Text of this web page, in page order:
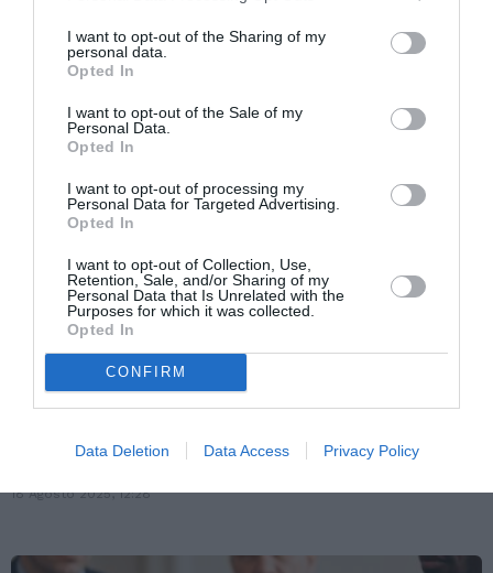
I want to opt-out of the Sharing of my
personal data.
Opted In
I want to opt-out of the Sale of my
Personal Data.
Opted In
I want to opt-out of processing my
Personal Data for Targeted Advertising.
Opted In
I want to opt-out of Collection, Use,
Retention, Sale, and/or Sharing of my
Personal Data that Is Unrelated with the
Purposes for which it was collected.
Opted In
CONFIRM
Data Deletion Data Access Privacy Policy
Ue, ma il fabbisogno resta scoperto
26 Agosto 2025, 13:00
turismo e agricoltura ancora disattese
18 Agosto 2025, 12:28